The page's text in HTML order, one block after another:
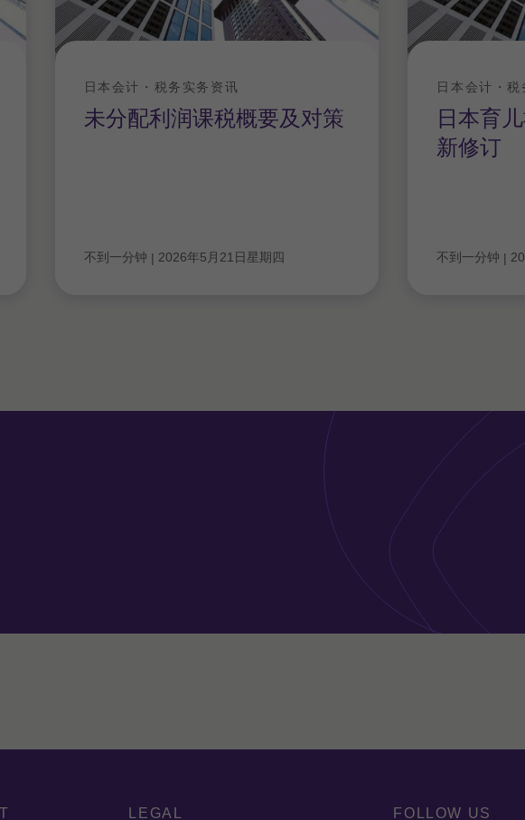
未分配利润课税概要及对策
日本会计・税务实务资讯
不到一分钟 | 2026年5月21日星期四
日本育
新修订
日本会计・
不到一分钟 |
LEGAL FOLLOW US